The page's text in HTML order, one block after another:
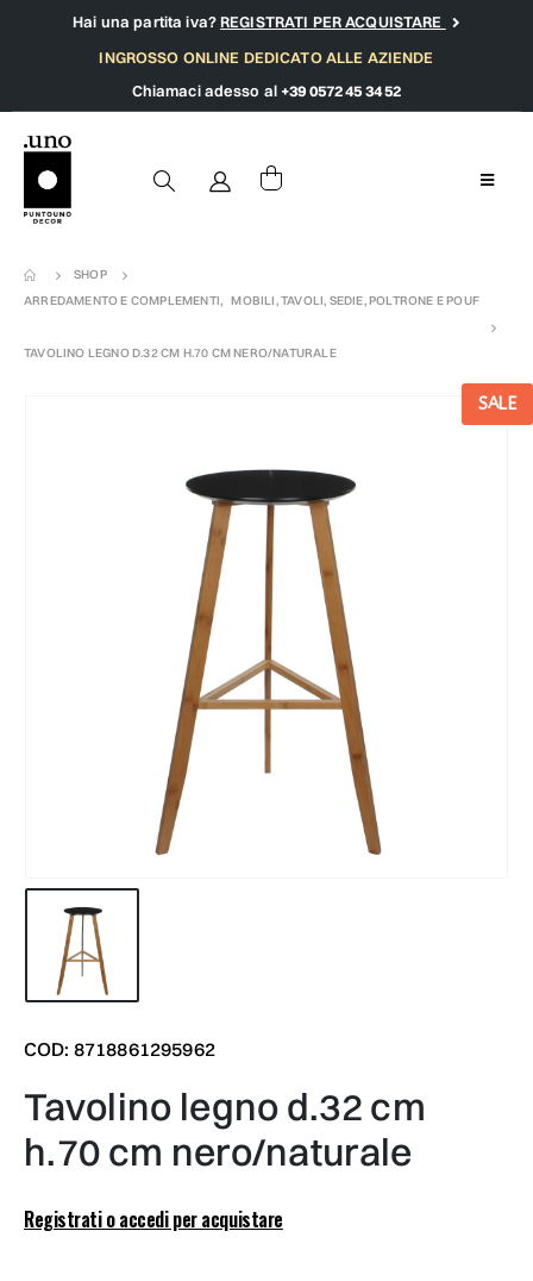
Hai una partita iva?REGISTRATI PER ACQUISTARE
INGROSSO ONLINE DEDICATO ALLE AZIENDE
Chiamaci adesso al +39 0572 45 34 52
SHOP
ARREDAMENTO E COMPLEMENTI, MOBILI, TAVOLI, SEDIE, POLTRONE E POUF
TAVOLINO LEGNO D.32 CM H.70 CM NERO/NATURALE
SALE
COD: 8718861295962
tavolino legno d.32 cm
h.70 cm nero/naturale
Registrati o accedi per acquistare